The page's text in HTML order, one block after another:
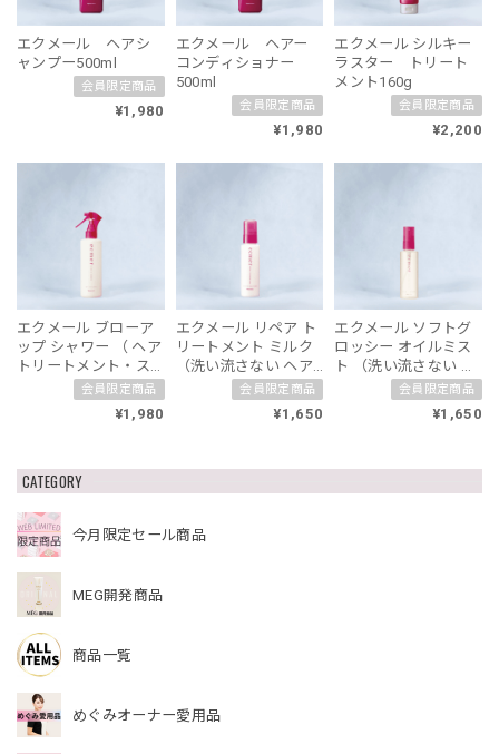
CATEGORY
今月限定セール商品
MEG開発商品
商品一覧
めぐみオーナー愛用品
エクメール ヘアシ
ャンプー500ml
会員限定商品
¥1,980
エクメール ヘアー
コンディショナー
500ml
会員限定商品
¥1,980
エクメール シルキー
ラスター トリート
メント160g
会員限定商品
¥2,200
エクメール ブローア
ップ シャワー （ ヘア
トリートメント・ス
タイリングミスト）
会員限定商品
¥1,980
エクメール リペア ト
リートメント ミルク
（洗い流さない ヘア
トリートメント）
会員限定商品
¥1,650
エクメール ソフトグ
ロッシー オイルミス
ト （洗い流さない ヘ
アトリートメント）
会員限定商品
¥1,650